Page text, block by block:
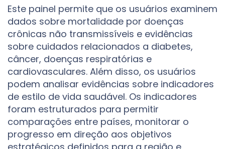
Este painel permite que os usuários examinem
dados sobre mortalidade por doenças
crônicas não transmissíveis e evidências
sobre cuidados relacionados a diabetes,
câncer, doenças respiratórias e
cardiovasculares. Além disso, os usuários
podem analisar evidências sobre indicadores
de estilo de vida saudável. Os indicadores
foram estruturados para permitir
comparações entre países, monitorar o
progresso em direção aos objetivos